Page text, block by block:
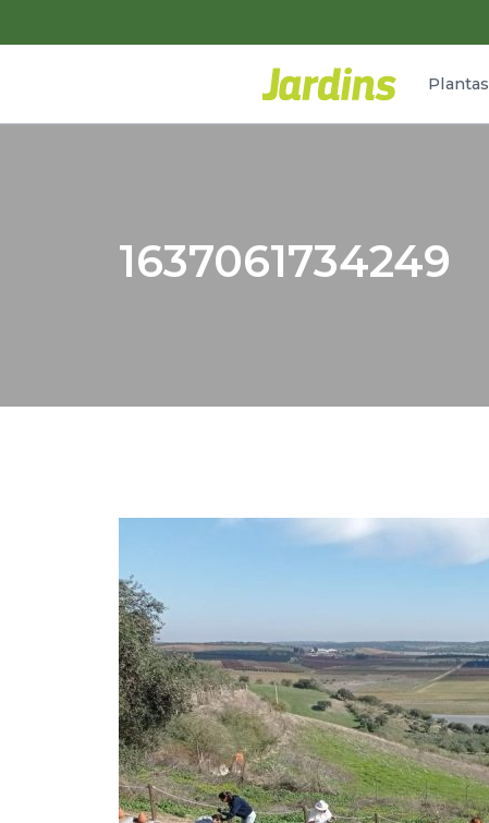
Plantas
1637061734249